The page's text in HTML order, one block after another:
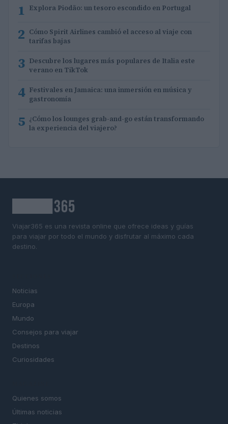
1 Explora Piodão: un tesoro escondido en Portugal
2 Cómo Spirit Airlines cambió el acceso al viaje con
tarifas bajas
3 Descubre los lugares más populares de Italia este
verano en TikTok
4 Festivales en Jamaica: una inmersión en música y
gastronomía
5 ¿Cómo los lounges grab-and-go están transformando
la experiencia del viajero?
Viajar365 es una revista online que ofrece ideas y guías
para viajar por todo el mundo y disfrutar al máximo cada
destino.
Noticias
Europa
Mundo
Consejos para viajar
Destinos
Curiosidades
Quienes somos
Últimas noticias